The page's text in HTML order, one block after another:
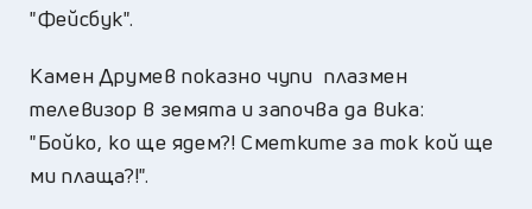
"Фейсбук".
Камен Друмев показно чупи плазмен
телевизор в земята и започва да вика:
"Бойко, ко ще ядем?! Сметките за ток кой ще
ми плаща?!".